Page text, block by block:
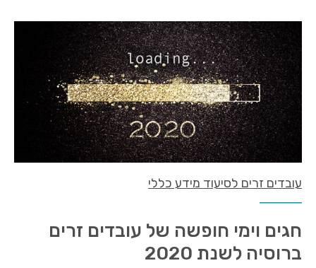
עובדים זרים לסיעוד מידע כללי
חגים וימי חופשה של עובדים זרים
ברוסיה לשנת 2020